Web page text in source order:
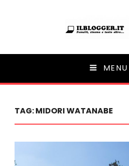
Ilblogger.it
Il portalino di blog | MENU
TAG:MIDORI WATANABE